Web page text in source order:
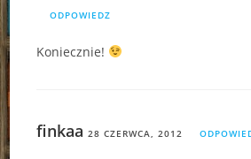
ODPOWIEDZ
Koniecznie!
finkaa 28 CZERWCA, 2012